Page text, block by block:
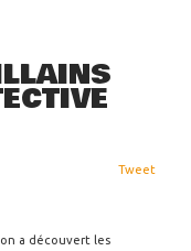
Tweet
a découvert les